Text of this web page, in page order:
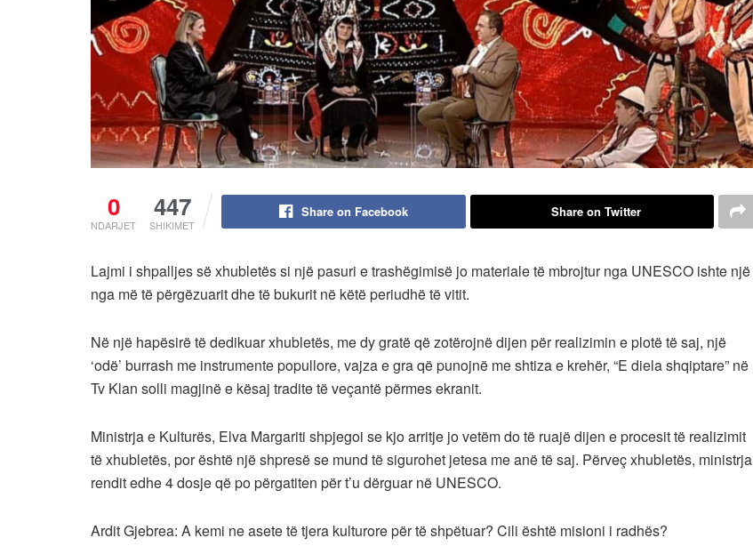
0
NDARJET
447
SHIKIMET
Share on Facebook Share on Twitter
Lajmi i shpalljes së xhubletës si një pasuri e trashëgimisë jo materiale të mbrojtur nga UNESCO ishte një
nga më të përgëzuarit dhe të bukurit në këtë periudhë të vitit.
Në një hapësirë të dedikuar xhubletës, me dy gratë që zotërojnë dijen për realizimin e plotë të saj, një
‘odë’ burrash me instrumente popullore, vajza e gra që punojnë me shtiza e krehër, “E diela shqiptare” në
Tv Klan solli magjinë e kësaj tradite të veçantë përmes ekranit.
Ministrja e Kulturës, Elva Margariti shpjegoi se kjo arritje jo vetëm do të ruajë dijen e procesit të realizimit
të xhubletës, por është një shpresë se mund të sigurohet jetesa me anë të saj. Përveç xhubletës, ministrja
rendit edhe 4 dosje që po përgatiten për t’u dërguar në UNESCO.
Ardit Gjebrea: A kemi ne asete të tjera kulturore për të shpëtuar? Cili është misioni i radhës?